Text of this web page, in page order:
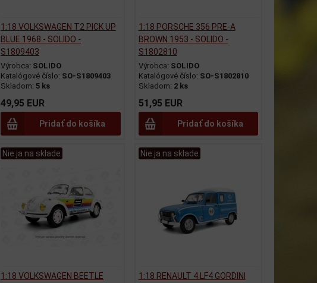
1:18 VOLKSWAGEN T2 PICK UP
BLUE 1968 - SOLIDO -
S1809403
Výrobca: SOLIDO
Katalógové číslo: SO-S1809403
Skladom: 5 ks
49,95 EUR
Pridať do košíka
1:18 PORSCHE 356 PRE-A
BROWN 1953 - SOLIDO -
S1802810
Výrobca: SOLIDO
Katalógové číslo: SO-S1802810
Skladom: 2 ks
51,95 EUR
Pridať do košíka
Nie ja na sklade
1:18 VOLKSWAGEN BEETLE
Nie ja na sklade
1:18 RENAULT 4 LF4 GORDINI